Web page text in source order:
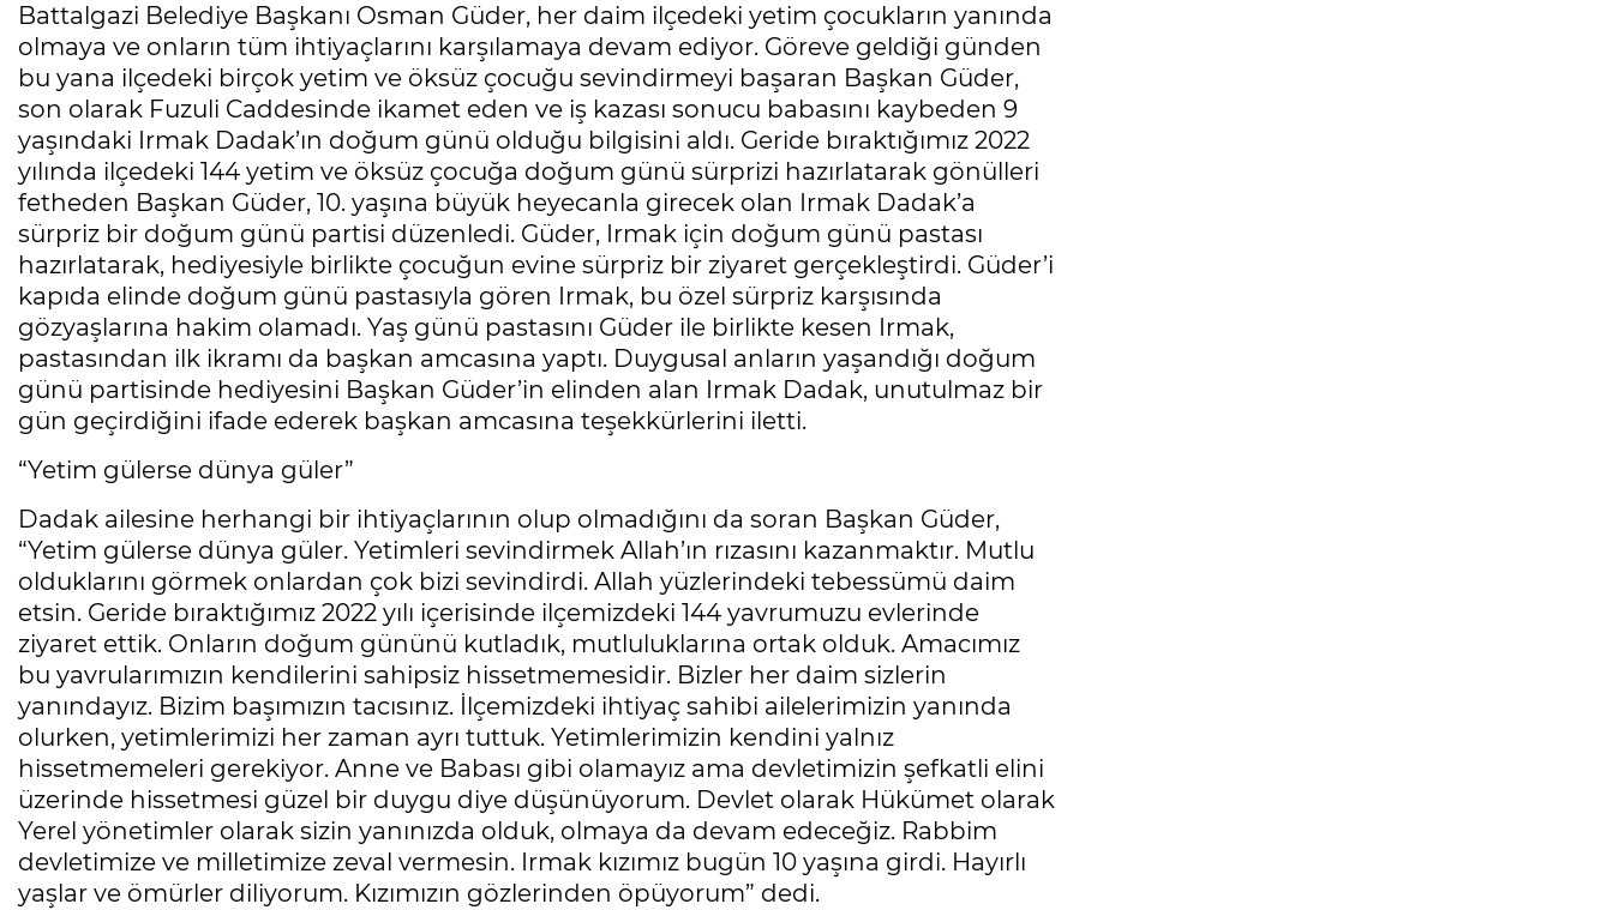
Battalgazi Belediye Başkanı Osman Güder, her daim ilçedeki yetim çocukların yanında
olmaya ve onların tüm ihtiyaçlarını karşılamaya devam ediyor. Göreve geldiği günden
bu yana ilçedeki birçok yetim ve öksüz çocuğu sevindirmeyi başaran Başkan Güder,
son olarak Fuzuli Caddesinde ikamet eden ve iş kazası sonucu babasını kaybeden 9
yaşındaki Irmak Dadak’ın doğum günü olduğu bilgisini aldı. Geride bıraktığımız 2022
yılında ilçedeki 144 yetim ve öksüz çocuğa doğum günü sürprizi hazırlatarak gönülleri
fetheden Başkan Güder, 10. yaşına büyük heyecanla girecek olan Irmak Dadak’a
sürpriz bir doğum günü partisi düzenledi. Güder, Irmak için doğum günü pastası
hazırlatarak, hediyesiyle birlikte çocuğun evine sürpriz bir ziyaret gerçekleştirdi. Güder’i
kapıda elinde doğum günü pastasıyla gören Irmak, bu özel sürpriz karşısında
gözyaşlarına hakim olamadı. Yaş günü pastasını Güder ile birlikte kesen Irmak,
pastasından ilk ikramı da başkan amcasına yaptı. Duygusal anların yaşandığı doğum
günü partisinde hediyesini Başkan Güder’in elinden alan Irmak Dadak, unutulmaz bir
gün geçirdiğini ifade ederek başkan amcasına teşekkürlerini iletti.
“Yetim gülerse dünya güler”
Dadak ailesine herhangi bir ihtiyaçlarının olup olmadığını da soran Başkan Güder,
“Yetim gülerse dünya güler. Yetimleri sevindirmek Allah’ın rızasını kazanmaktır. Mutlu
olduklarını görmek onlardan çok bizi sevindirdi. Allah yüzlerindeki tebessümü daim
etsin. Geride bıraktığımız 2022 yılı içerisinde ilçemizdeki 144 yavrumuzu evlerinde
ziyaret ettik. Onların doğum gününü kutladık, mutluluklarına ortak olduk. Amacımız
bu yavrularımızın kendilerini sahipsiz hissetmemesidir. Bizler her daim sizlerin
yanındayız. Bizim başımızın tacısınız. İlçemizdeki ihtiyaç sahibi ailelerimizin yanında
olurken, yetimlerimizi her zaman ayrı tuttuk. Yetimlerimizin kendini yalnız
hissetmemeleri gerekiyor. Anne ve Babası gibi olamayız ama devletimizin şefkatli elini
üzerinde hissetmesi güzel bir duygu diye düşünüyorum. Devlet olarak Hükümet olarak
Yerel yönetimler olarak sizin yanınızda olduk, olmaya da devam edeceğiz. Rabbim
devletimize ve milletimize zeval vermesin. Irmak kızımız bugün 10 yaşına girdi. Hayırlı
yaşlar ve ömürler diliyorum. Kızımızın gözlerinden öpüyorum” dedi.